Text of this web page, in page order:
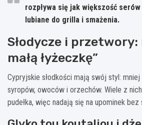
rozpływa się jak większość
lubiane do grilla i smażenia.
Słodycze i przetwory:
małą łyżeczkę”
Cypryjskie słodkości mają swój styl:
syropów, owoców i orzechów. Wiele z
pudełka, więc nadają się na upominek